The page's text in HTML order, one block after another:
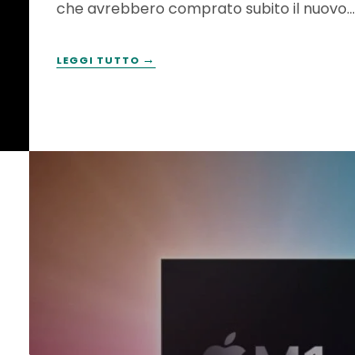
che avrebbero comprato subito il nuovo…
LEGGI TUTTO →